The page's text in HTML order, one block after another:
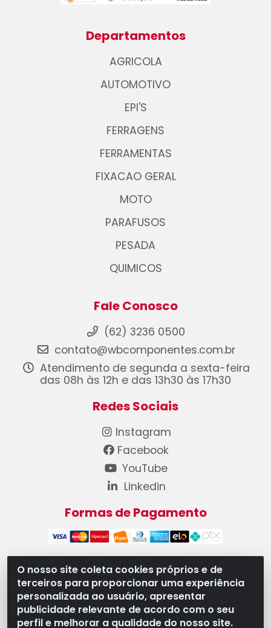
O nosso site coleta cookies próprios e de
terceiros para proporcionar uma experiência
personalizada ao usuário, apresentar
publicidade relevante de acordo com o seu
perfil e melhorar a qualidade do nosso site.
Departamentos
AGRICOLA
AUTOMOTIVO
EPI'S
FERRAGENS
FERRAMENTAS
FIXACAO GERAL
MOTO
PARAFUSOS
PESADA
QUIMICOS
Fale Conosco
(62) 3236 0500
contato@wbcomponentes.com.br
Atendimento de segunda a sexta-feira
das 08h às 12h e das 13h30 às 17h30
Redes Sociais
Instagram
Facebook
YouTube
Linkedin
Formas de Pagamento
WB Componentes Automotivos LTDA - CNPJ
08.528.393/0001-12 - Rua do Níquel, 667 - Parque
Oeste Industrial, Goiânia/GO - CEP 74375-660